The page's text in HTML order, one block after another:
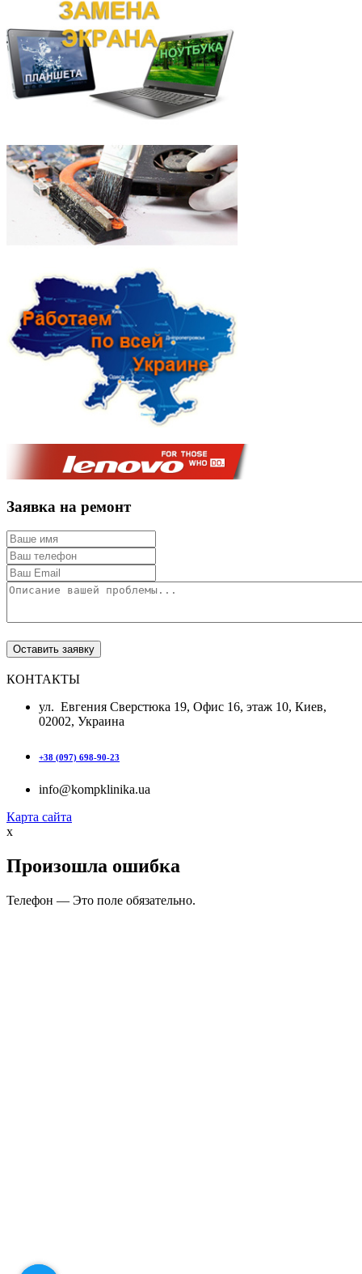
Заявка на ремонт
КОНТАКТЫ
ул. Евгения Сверстюка 19, Офис 16, этаж 10, Киев,
02002, Украина
+38 (097) 698-90-23
info@kompklinika.ua
Карта сайта
x
Произошла ошибка
Телефон — Это поле обязательно.